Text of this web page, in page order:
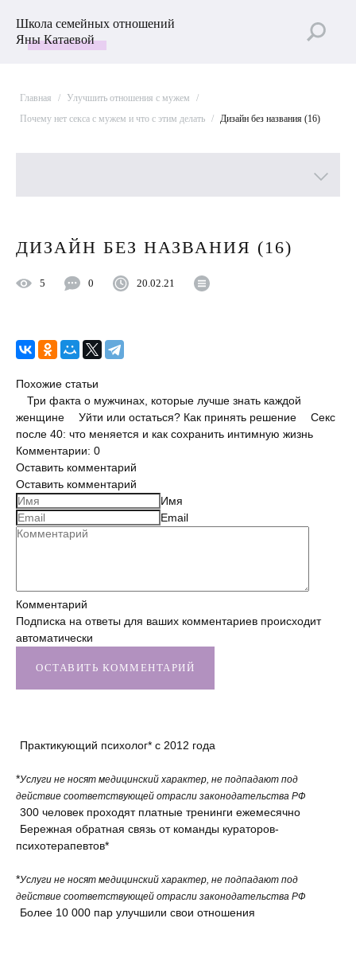
Школа семейных отношений
Яны Катаевой
Главная / Улучшить отношения с мужем
/
Почему нет секса с мужем и что с этим делать / Дизайн без названия (16)
ДИЗАЙН БЕЗ НАЗВАНИЯ (16)
5 0 20.02.21
Похожие статьи
Три факта о мужчинах, которые лучше знать каждой
женщине
Уйти или остаться? Как принять решение
Секс
после 40: что меняется и как сохранить интимную жизнь
Комментарии: 0
Оставить комментарий
Оставить комментарий
Имя
Email
Комментарий
Подписка на ответы для ваших комментариев происходит
автоматически
ОСТАВИТЬ КОММЕНТАРИЙ
Лучшие статьи
Пройти Тест
Секс
Измена
Развод
Кинозал
Братья и сестры
Саморазвитие
Интервью
Практикующий психолог* с 2012 года
*Услуги не носят медицинский характер, не подпадают под
действие соответствующей отрасли законодательства РФ
300 человек проходят платные тренинги ежемесячно
Бережная обратная связь от команды кураторов-
психотерапевтов*
*Услуги не носят медицинский характер, не подпадают под
действие соответствующей отрасли законодательства РФ
Более 10 000 пар улучшили свои отношения